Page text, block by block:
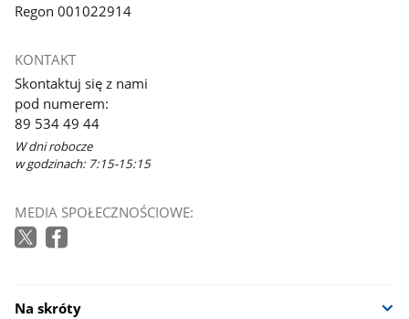
Regon 001022914
KONTAKT
Skontaktuj się z nami
pod numerem:
89 534 49 44
W dni robocze
w godzinach: 7:15-15:15
MEDIA SPOŁECZNOŚCIOWE:
Na skróty